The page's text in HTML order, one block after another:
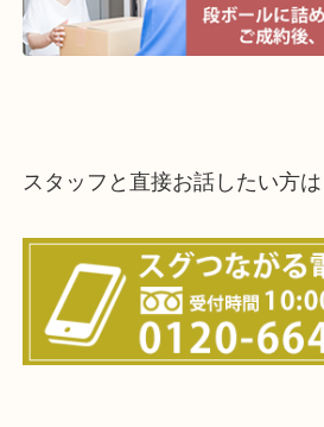
買取方法は以下の３つです。